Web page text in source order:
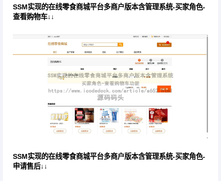
SSM实现的在线零食商城平台多商户版本含管理系统-买家角色-
查看购物车↓↓
SSM实现的在线零食商城平台多商户版本含管理系统-买家角色-
申请售后↓↓